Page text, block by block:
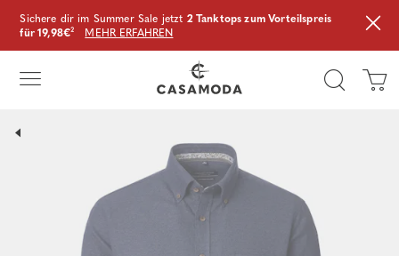
Sichere dir im Summer Sale jetzt 2 Tanktops zum Vorteilspreis
für 19,98€² MEHR ERFAHREN